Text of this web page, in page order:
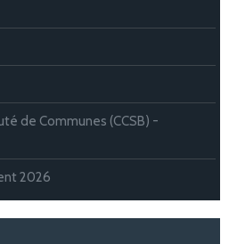
de Communes (CCSB) -
2026